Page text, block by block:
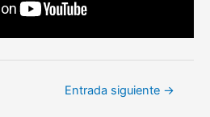
Entrada siguiente →